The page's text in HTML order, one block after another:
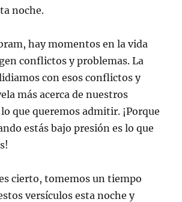
noche.
hay momentos en la vida
conflictos y problemas. La
con esos conflictos y
más acerca de nuestros
que queremos admitir. ¡Porque
estás bajo presión es lo que
cierto, tomemos un tiempo
versículos esta noche y